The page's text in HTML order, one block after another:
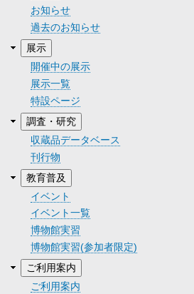
お知らせ
過去のお知らせ
展示
開催中の展示
展示一覧
特設ページ
調査・研究
収蔵品データベース
刊行物
教育普及
イベント
イベント一覧
博物館実習
博物館実習(参加者限定)
ご利用案内
ご利用案内